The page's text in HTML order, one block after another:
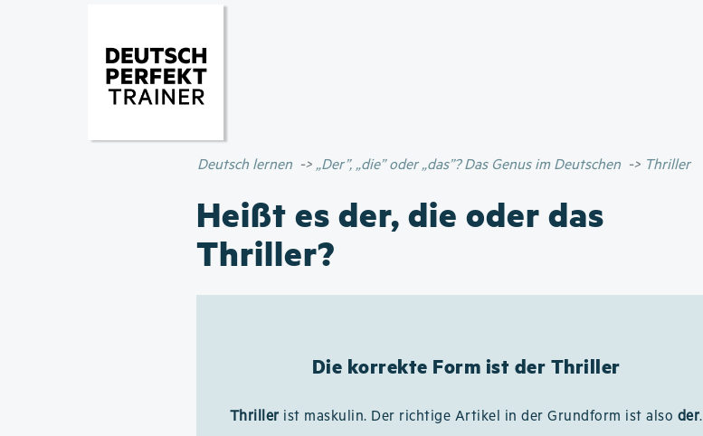
Deutsch lernen „Der”, „die” oder „das”? Das Genus im Deutschen Thriller
Heißt es der, die oder das
Thriller?
Die korrekte Form ist der Thriller
Thriller ist maskulin. Der richtige Artikel in der Grundform ist also der.